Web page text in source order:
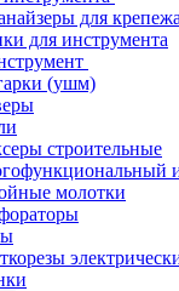
для крепежа
для инструмента
(ушм)
строительные
молотки